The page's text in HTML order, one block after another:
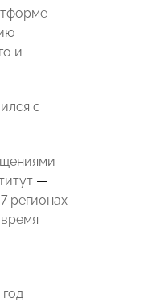
и
с
—
регионах